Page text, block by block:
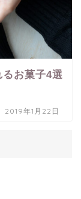
るお菓子4選
2019年1月22日